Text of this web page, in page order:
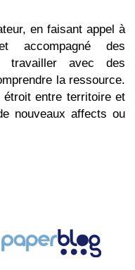
en faisant appel à
accompagné des
travailler avec des
la ressource.
étroit entre territoire et
nouveaux affects ou